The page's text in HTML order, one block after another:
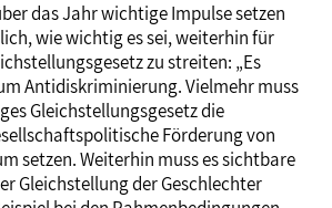
das Jahr wichtige Impulse setzen
wie wichtig es sei, weiterhin für
zu streiten: „Es
Antidiskriminierung. Vielmehr muss
Gleichstellungsgesetz die
Förderung von
setzen. Weiterhin muss es sichtbare
Gleichstellung der Geschlechter